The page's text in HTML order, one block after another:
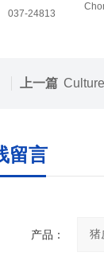
037-24813
上一篇
留言
产品：